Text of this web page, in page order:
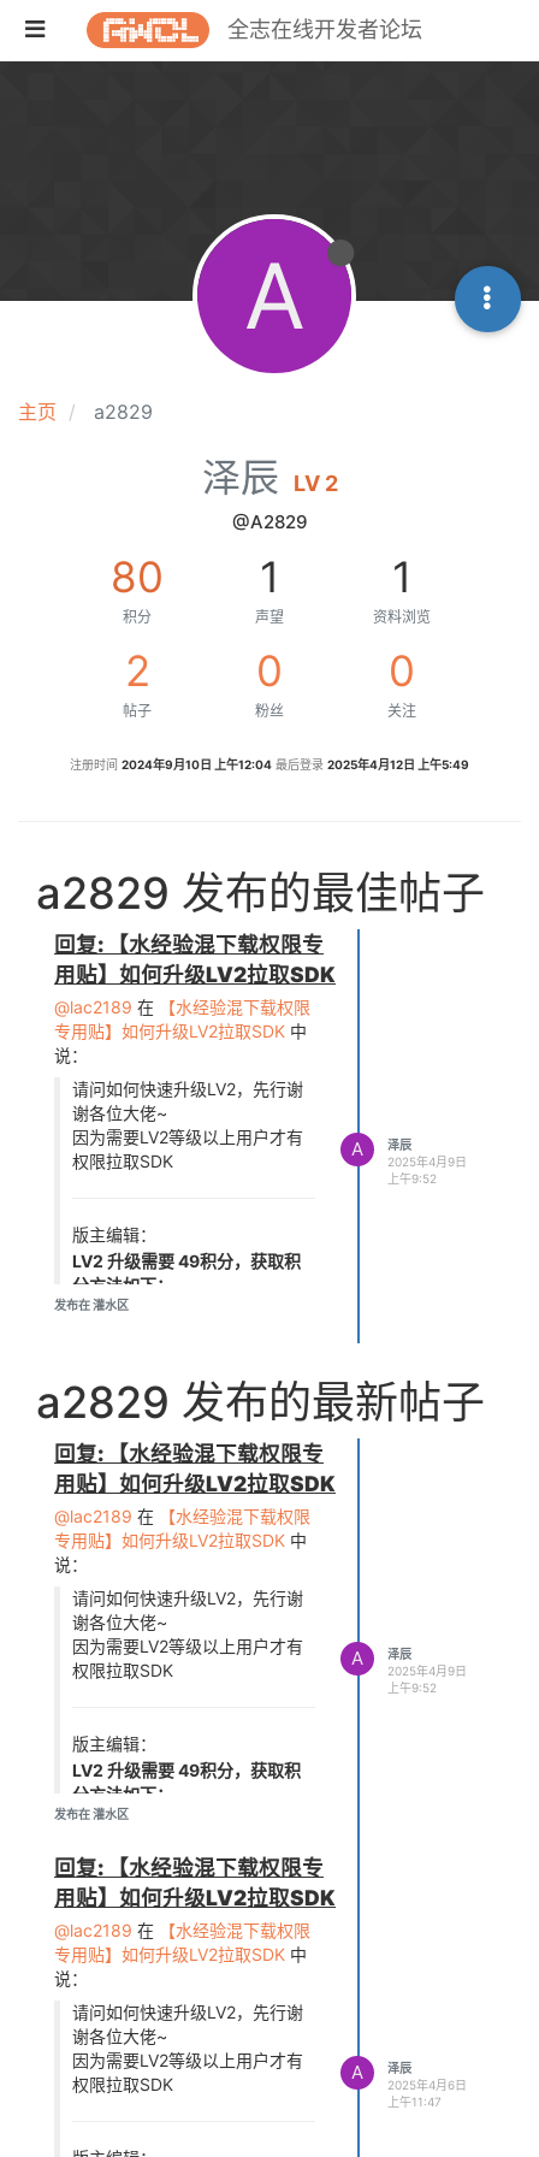
全志在线开发者论坛
主页 a2829
A
泽辰 LV 2
@A2829
80
积分
1
声望
1
资料浏览
2
帖子
0
粉丝
0
关注
注册时间 2024年9月10日 上午12:04 最后登录 2025年4月12日 上午5:49
a2829 发布的最佳帖子
回复: 【水经验混下载权限专
用贴】如何升级LV2拉取SDK
@lac2189 在
【水经验混下载权限
专用贴】如何升级LV2拉取SDK 中
说：
请问如何快速升级LV2，先行谢
谢各位大佬~
因为需要LV2等级以上用户才有
权限拉取SDK
版主编辑：
LV2 升级需要 49积分，获取积
分方法如下：
① 1次主题帖发布（发帖）：
③ 1次点赞：6积分
④ 每日登录：6积分
级LV2，请在该贴评论2次
全志在线开源芯片 新 SDK 平台
下载方法汇总：
https://bbs.aw-
ol.com/topic/4023
发布在 灌水区
A
泽辰
2025年4月9日
上午9:52
a2829 发布的最新帖子
回复: 【水经验混下载权限专
用贴】如何升级LV2拉取SDK
@lac2189 在
【水经验混下载权限
专用贴】如何升级LV2拉取SDK 中
说：
请问如何快速升级LV2，先行谢
谢各位大佬~
因为需要LV2等级以上用户才有
权限拉取SDK
版主编辑：
LV2 升级需要 49积分，获取积
分方法如下：
① 1次主题帖发布（发帖）：
② 1次有效回帖：25积分
③ 1次点赞：6积分
管理员审核需要时间，为确保升
级LV2，请在该贴评论2次
下载方法汇总：
https://bbs.aw-
ol.com/topic/4023
发布在 灌水区
A
泽辰
2025年4月9日
上午9:52
回复: 【水经验混下载权限专
用贴】如何升级LV2拉取SDK
@lac2189 在
【水经验混下载权限
专用贴】如何升级LV2拉取SDK 中
说：
请问如何快速升级LV2，先行谢
谢各位大佬~
因为需要LV2等级以上用户才有
权限拉取SDK
A
泽辰
2025年4月6日
上午11:47